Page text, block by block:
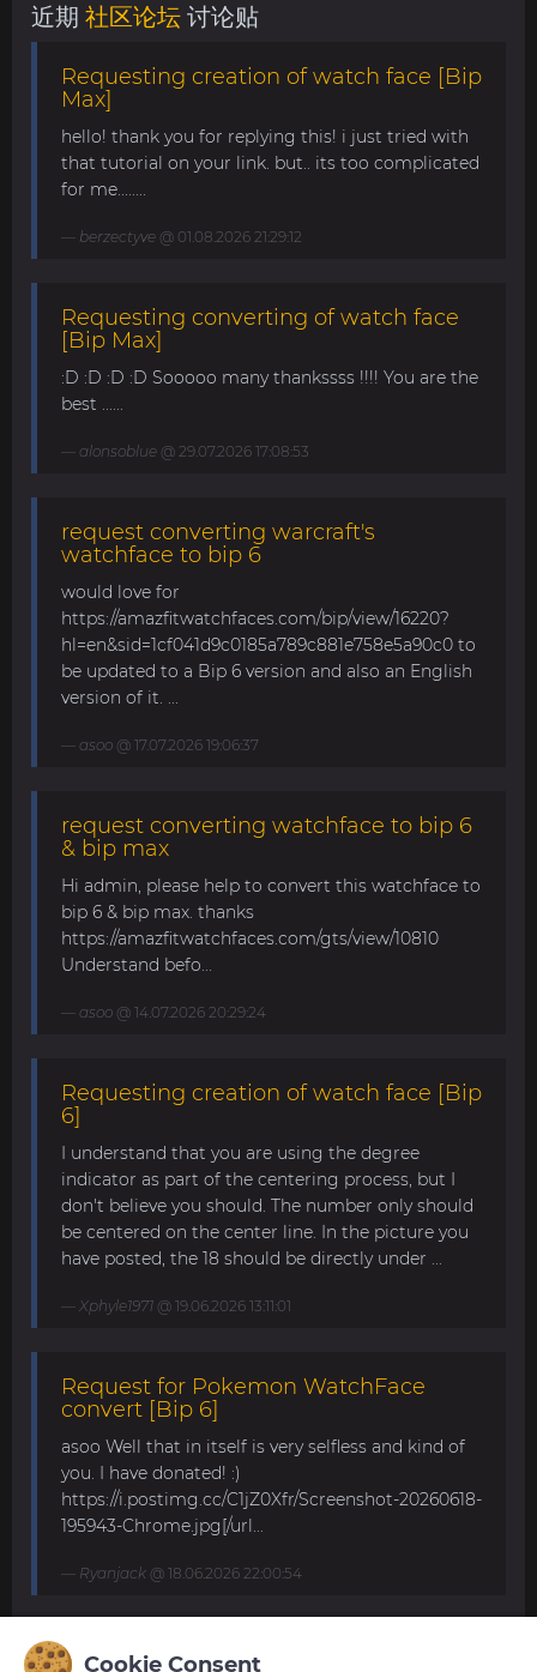
近期 社区论坛 讨论贴
Requesting creation of watch face [Bip
Max]
hello! thank you for replying this! i just tried with
that tutorial on your link. but.. its too complicated
for me........
berzectyve @ 01.08.2026 21:29:12
Requesting converting of watch face
[Bip Max]
:D :D :D :D Sooooo many thankssss !!!! You are the
best ......
alonsoblue @ 29.07.2026 17:08:53
request converting warcraft's
watchface to bip 6
would love for
https://amazfitwatchfaces.com/bip/view/16220?
hl=en&sid=1cf041d9c0185a789c881e758e5a90c0 to
be updated to a Bip 6 version and also an English
version of it. ...
asoo @ 17.07.2026 19:06:37
request converting watchface to bip 6
& bip max
Hi admin, please help to convert this watchface to
bip 6 & bip max. thanks
https://amazfitwatchfaces.com/gts/view/10810
Understand befo...
asoo @ 14.07.2026 20:29:24
Requesting creation of watch face [Bip
6]
I understand that you are using the degree
indicator as part of the centering process, but I
don't believe you should. The number only should
be centered on the center line. In the picture you
have posted, the 18 should be directly under ...
Xphyle1971 @ 19.06.2026 13:11:01
Request for Pokemon WatchFace
convert [Bip 6]
asoo Well that in itself is very selfless and kind of
you. I have donated! :)
https://i.postimg.cc/C1jZ0Xfr/Screenshot-20260618-
195943-Chrome.jpg[/url...
Ryanjack @ 18.06.2026 22:00:54
About Request Watchface for Bip Max
Cookie Consent